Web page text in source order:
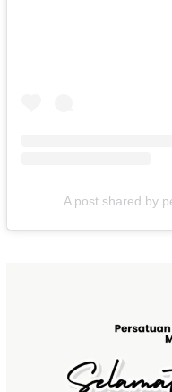
A post shared by